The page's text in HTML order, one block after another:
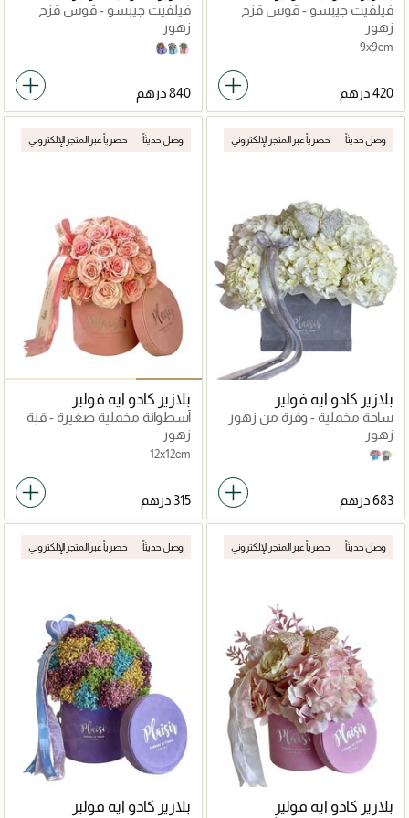
فيلفيت جيبسو - قوس قزح
صغير
زهور
9x9cm
فيلفيت جيبسو - قوس قزح
كبير
زهور
Pink
Sky Blue
Lilac
وصل حديثاً حصرياً عبر المتجر الإلكتروني
بلازير كادو ايه فولير
ساحة مخملية - وفرة من زهور
الكوبية
زهور
White on Grey
Pink on Blue
وصل حديثاً حصرياً عبر المتجر الإلكتروني
بلازير كادو ايه فولير
أسطوانة مخملية صغيرة - قبة
وردية
زهور
12x12cm
وصل حديثاً حصرياً عبر المتجر الإلكتروني
بلازير كادو ايه فولير
وصل حديثاً حصرياً عبر المتجر الإلكتروني
بلازير كادو ايه فولير